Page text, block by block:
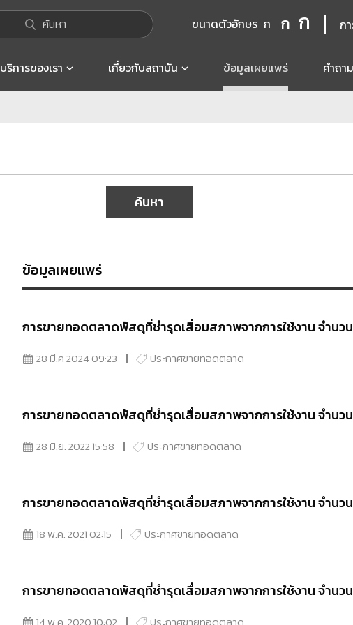
ค้นหา ขนาดตัวอักษร ก ก ก ก
บริการของเรา เกี่ยวกับสถาบัน ข้อมูลเผยแพร่ คำถ
ค้นหา
ข้อมูลเผยแพร่
การขายทอดตลาดพัสดุที่ชำรุดเสื่อมสภาพจากการใช้งาน จำนวน
28 มี.ค 2024 09:23 ประกาศขายทอดตลาด
การขายทอดตลาดพัสดุที่ชำรุดเสื่อมสภาพจากการใช้งาน จำนวน
28 มิ.ย. 2022 15:58 ประกาศขายทอดตลาด
การขายทอดตลาดพัสดุที่ชำรุดเสื่อมสภาพจากการใช้งาน จำนวน
18 พ.ค. 2021 02:15 ประกาศขายทอดตลาด
การขายทอดตลาดพัสดุที่ชำรุดเสื่อมสภาพจากการใช้งาน จำนวน